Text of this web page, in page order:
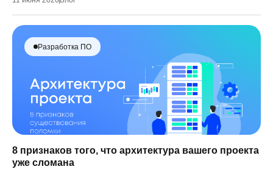
Разработка ПО
8 признаков того, что архитектура вашего проекта
уже сломана